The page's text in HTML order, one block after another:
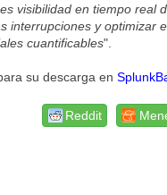
visibilidad en tiempo real
interrupciones y optimizar
cuantificables".
su descarga en
Reddit